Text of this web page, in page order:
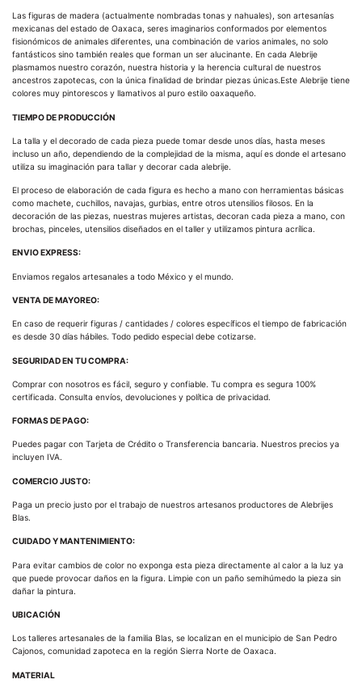
Las figuras de madera (actualmente nombradas tonas y nahuales), son artesanías
mexicanas del estado de Oaxaca, seres imaginarios conformados por elementos
fisionómicos de animales diferentes, una combinación de varios animales, no solo
fantásticos sino también reales que forman un ser alucinante. En cada Alebrije
plasmamos nuestro corazón, nuestra historia y la herencia cultural de nuestros
ancestros zapotecas, con la única finalidad de brindar piezas únicas.Este Alebrije tiene
colores muy pintorescos y llamativos al puro estilo oaxaqueño.
TIEMPO DE PRODUCCIÓN
La talla y el decorado de cada pieza puede tomar desde unos días, hasta meses
incluso un año, dependiendo de la complejidad de la misma, aquí es donde el artesano
utiliza su imaginación para tallar y decorar cada alebrije.
El proceso de elaboración de cada figura es hecho a mano con herramientas básicas
como machete, cuchillos, navajas, gurbias, entre otros utensilios filosos. En la
decoración de las piezas, nuestras mujeres artistas, decoran cada pieza a mano, con
brochas, pinceles, utensilios diseñados en el taller y utilizamos pintura acrílica.
ENVIO EXPRESS:
Enviamos regalos artesanales a todo México y el mundo.
VENTA DE MAYOREO:
En caso de requerir figuras / cantidades / colores específicos el tiempo de fabricación
es desde 30 días hábiles. Todo pedido especial debe cotizarse.
SEGURIDAD EN TU COMPRA:
Comprar con nosotros es fácil, seguro y confiable. Tu compra es segura 100%
certificada. Consulta envíos, devoluciones y política de privacidad.
FORMAS DE PAGO:
Puedes pagar con Tarjeta de Crédito o Transferencia bancaria. Nuestros precios ya
incluyen IVA.
COMERCIO JUSTO:
Paga un precio justo por el trabajo de nuestros artesanos productores de Alebrijes
Blas.
CUIDADO Y MANTENIMIENTO:
Para evitar cambios de color no exponga esta pieza directamente al calor a la luz ya
que puede provocar daños en la figura. Limpie con un paño semihúmedo la pieza sin
dañar la pintura.
UBICACIÓN
Los talleres artesanales de la familia Blas, se localizan en el municipio de San Pedro
Cajonos, comunidad zapoteca en la región Sierra Norte de Oaxaca.
MATERIAL